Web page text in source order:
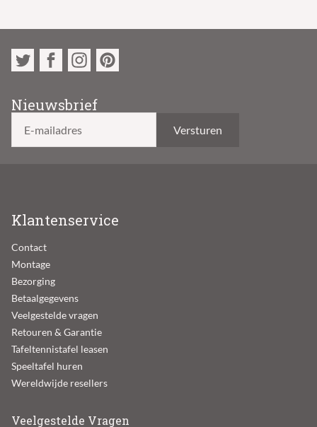
Nieuwsbrief
E-mailadres
Klantenservice
Contact
Montage
Bezorging
Betaalgegevens
Veelgestelde vragen
Retouren & Garantie
Tafeltennistafel leasen
Speeltafel huren
Wereldwijde resellers
Veelgestelde Vragen